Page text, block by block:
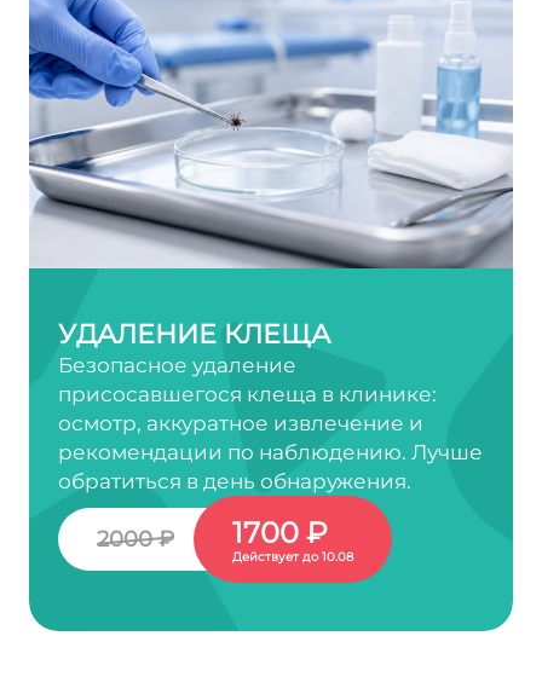
УДАЛЕНИЕ КЛЕЩА
Безопасное удаление
присосавшегося клеща в клинике:
осмотр, аккуратное извлечение и
рекомендации по наблюдению. Лучше
обратиться в день обнаружения.
2000 ₽ 1700 ₽
Действует до 10.08